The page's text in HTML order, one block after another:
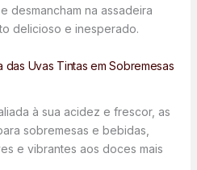
desmancham na assadeira
delicioso e inesperado.
Uvas Tintas em Sobremesas
à sua acidez e frescor, as
sobremesas e bebidas,
e vibrantes aos doces mais